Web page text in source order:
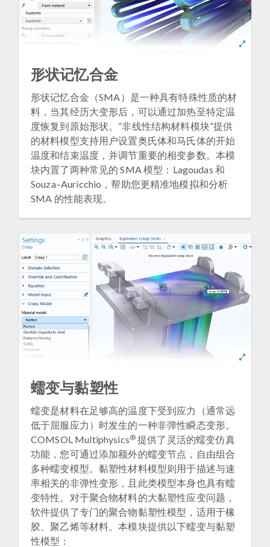
形状记忆合金
形状记忆合金（SMA）是一种具有特殊性质的材
料，当其经历大变形后，可以通过加热至特定温
度恢复到原始形状。“非线性结构材料模块”提供
的材料模型支持用户设置奥氏体和马氏体的开始
温度和结束温度，并调节重要的相变参数。本模
块内置了两种常见的 SMA 模型：Lagoudas 和
Souza–Auricchio，帮助您更精准地模拟和分析
SMA 的性能表现。
蠕变与黏塑性
蠕变是材料在足够高的温度下受到应力（通常远
低于屈服应力）时发生的一种非弹性瞬态变形。
COMSOL Multiphysics® 提供了灵活的蠕变仿真
功能，您可通过添加额外的蠕变节点，自由组合
多种蠕变模型。黏塑性材料模型则用于描述与速
率相关的非弹性变形，且此类模型本身也具有蠕
变特性。对于聚合物材料的大黏塑性应变问题，
软件提供了专门的聚合物黏塑性模型，适用于橡
胶、聚乙烯等材料。本模块提供以下蠕变与黏塑
性模型：